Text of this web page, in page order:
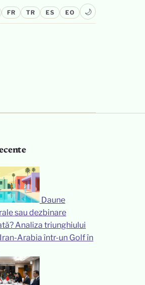
FR TR ES EO 🌙
Daune
sau dezbinare
Analiza triunghiului
Arabia într-un Golf în